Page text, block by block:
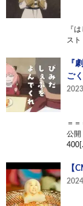
『
スト
『
ご
＝
公開
【